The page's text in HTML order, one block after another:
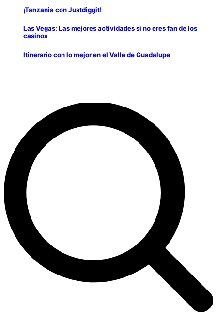
¡Tanzania con Justdiggit!
Las Vegas: Las mejores actividades si no eres fan de los
casinos
Itinerario con lo mejor en el Valle de Guadalupe